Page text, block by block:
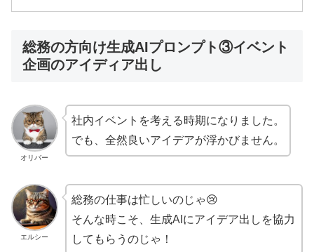
総務の方向け生成AIプロンプト③イベント
企画のアイディア出し
オリバー
社内イベントを考える時期になりました。
でも、全然良いアイデアが浮かびません。
エルシー
総務の仕事は忙しいのじゃ😢
そんな時こそ、生成AIにアイデア出しを協力
してもらうのじゃ！